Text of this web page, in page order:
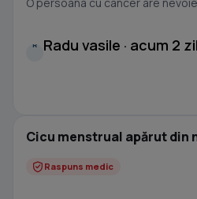
R Radu vasile · acum 2
Cicu menstrual apărut din
Raspuns medic